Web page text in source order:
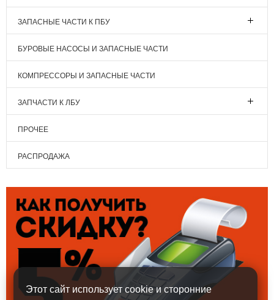
ЗАПАСНЫЕ ЧАСТИ К ПБУ
БУРОВЫЕ НАСОСЫ И ЗАПАСНЫЕ ЧАСТИ
КОМПРЕССОРЫ И ЗАПАСНЫЕ ЧАСТИ
ЗАПЧАСТИ К ЛБУ
ПРОЧЕЕ
РАСПРОДАЖА
Этот сайт использует cookie и сторонние